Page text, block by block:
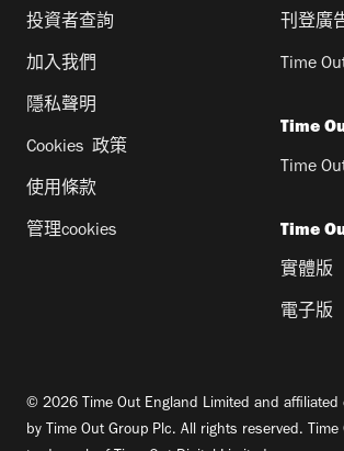
投資者查詢
加入我們
隱私聲明
Cookies 政策
使用條款
管理cookies
刊登廣
Time
Time
Time
Time
實體版
電子版
© 2026 Time Out England Limited and affiliated
by Time Out Group Plc. All rights reserved.